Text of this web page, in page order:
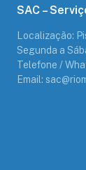
SAC –
Localização:
Segunda a
Telefone /
Email: